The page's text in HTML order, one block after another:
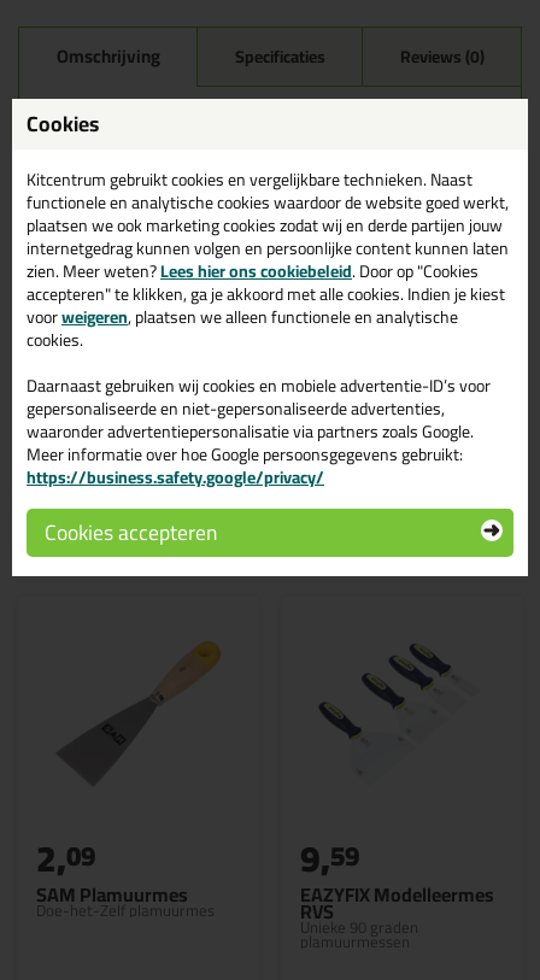
Omschrijving Specificaties Reviews (0)
Frencken Kneedbaar Hout
125ml in Midden Eiken /
Teak
Zoek je Frencken Kneedbaar Hout 125ml in een specifieke kleur?
Gevonden! Deze Frencken Kneedbaar Hout 125ml in de kleur
Midden Eiken / Teak is te gebruiken voor verschillende
toepassingen. Een professioneel en hoogwaardig product welke
makkelijk te gebruiken is. Bestel de Frencken Kneedbaar Hout
125ml in de kleur Midden Eiken / Teak vandaag nog! Op voorraad
en op werkdagen besteld = morgen in huis.
Wil je meer weten over de toepassing en kenmerken van dit
product?Lees alles over dit product >
Gerelateerde producten
SAM Plamuurmes
Doe-het-Zelf plamuurmes
2,09
EAZYFIX Modelleermes
RVS
Unieke 90 graden
plamuurmessen
9,59
Cookies
Kitcentrum gebruikt cookies en vergelijkbare technieken. Naast
functionele en analytische cookies waardoor de website goed werkt,
plaatsen we ook marketing cookies zodat wij en derde partijen jouw
internetgedrag kunnen volgen en persoonlijke content kunnen laten
zien. Meer weten?Lees hier ons cookiebeleid. Door op "Cookies
accepteren" te klikken, ga je akkoord met alle cookies. Indien je kiest
voorweigeren, plaatsen we alleen functionele en analytische
cookies.
Daarnaast gebruiken wij cookies en mobiele advertentie-ID’s voor
gepersonaliseerde en niet-gepersonaliseerde advertenties,
waaronder advertentiepersonalisatie via partners zoals Google.
Meer informatie over hoe Google persoonsgegevens gebruikt:
https://business.safety.google/privacy/
Cookies accepteren